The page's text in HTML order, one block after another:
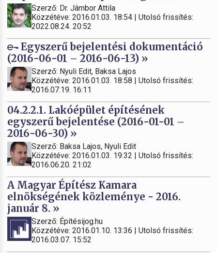
Szerző: Dr. Jámbor Attila
Közzétéve: 2016.01.03. 18:54 | Utolsó frissítés:
2022.08.24. 20:52
Egyszerű bejelentési dokumentáció
(2016-06-01 – 2016-06-13) »
Szerző: Nyuli Edit, Baksa Lajos
Közzétéve: 2016.01.03. 18:58 | Utolsó frissítés:
2016.07.19. 16:11
04.2.2.1. Lakóépület építésének
egyszerű bejelentése (2016-01-01 –
2016-06-30) »
Szerző: Baksa Lajos, Nyuli Edit
Közzétéve: 2016.01.03. 19:32 | Utolsó frissítés:
2016.06.20. 21:02
A Magyar Építész Kamara
elnökségének közleménye - 2016.
január 8. »
Szerző: Építésijog.hu
Közzétéve: 2016.01.10. 13:36 | Utolsó frissítés:
2016.03.07. 15:52